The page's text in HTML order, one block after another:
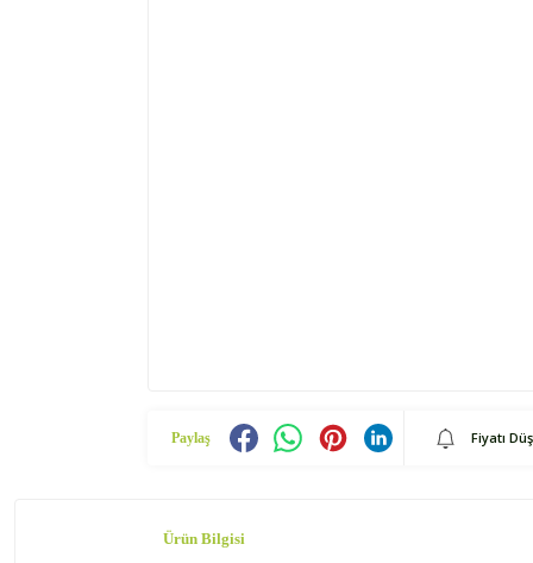
Paylaş Fiyatı
Ürün Bilgisi